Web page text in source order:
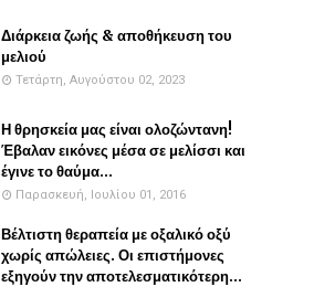
Διάρκεια ζωής & αποθήκευση του
μελιού
Τετάρτη, Αυγούστου 02, 2023
Η θρησκεία μας είναι ολοζώντανη!
Έβαλαν εικόνες μέσα σε μελίσσι και
έγινε το θαύμα...
Παρασκευή, Ιουλίου 01, 2016
Βέλτιστη θεραπεία με οξαλικό οξύ
χωρίς απώλειες. Οι επιστήμονες
εξηγούν την αποτελεσματικότερη...